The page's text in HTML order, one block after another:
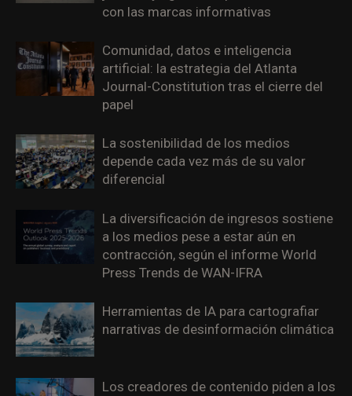
con las marcas informativas
Comunidad, datos e inteligencia
artificial: la estrategia del Atlanta
Journal-Constitution tras el cierre del
papel
La sostenibilidad de los medios
depende cada vez más de su valor
diferencial
La diversificación de ingresos sostiene
a los medios pese a estar aún en
contracción, según el informe World
Press Trends de WAN-IFRA
Herramientas de IA para cartografiar
narrativas de desinformación climática
Los creadores de contenido piden a los